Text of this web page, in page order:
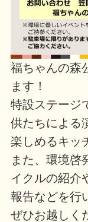
福ちゃんの森
ます！
特設ステージ
供たちによる
楽しめるキッ
また、環境啓
イクルの紹介
報告などを行
ぜひお越しく